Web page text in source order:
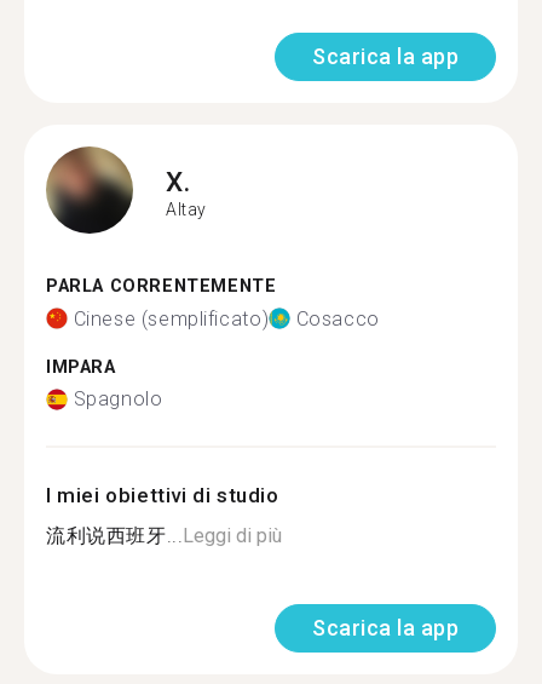
Scarica la app
X.
Altay
PARLA CORRENTEMENTE
Cinese (semplificato) Cosacco
IMPARA
Spagnolo
I miei obiettivi di studio
流利说西班牙...Leggi di più
Scarica la app